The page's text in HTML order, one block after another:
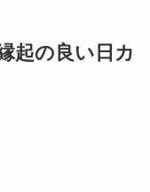
起の良い日カ